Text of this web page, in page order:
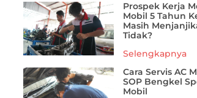
Prospek Kerja
Mobil 5 Tahun
Masih
Tidak?
Selengkapnya
Cara Servis AC
SOP Bengkel
Mobil